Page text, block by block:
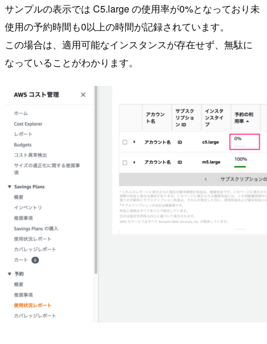
サンプルの表示では C5.large の使用率が0%となっており未
使用の予約時間も0以上の時間が記録されています。
この場合は、適用可能なインスタンスが存在せず、無駄に
なっていることがわかります。